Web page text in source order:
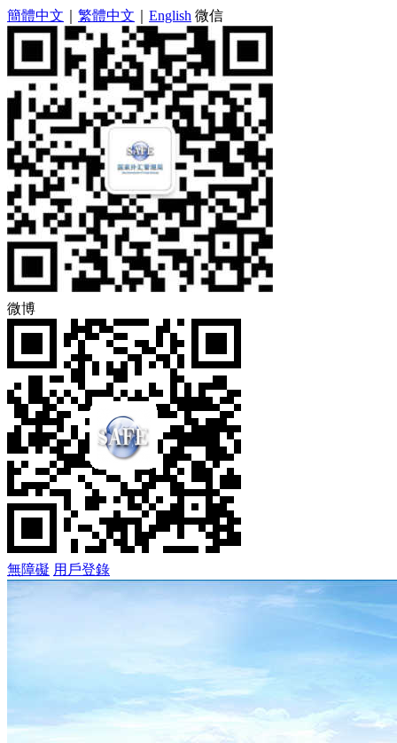
簡體中文 繁體中文 English 微信
微博
無障礙 用戶登錄